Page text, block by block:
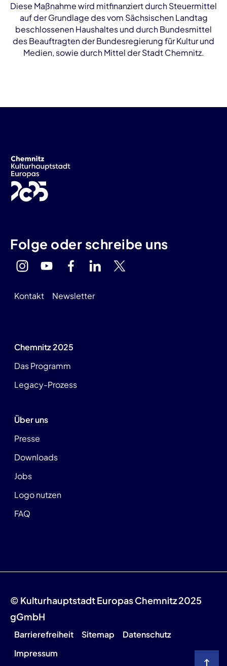
Diese Maßnahme wird mitfinanziert durch Steuermittel
auf der Grundlage des vom Sächsischen Landtag
beschlossenen Haushaltes und durch Bundesmittel
des Beauftragten der Bundesregierung für Kultur und
Medien, sowie durch Mittel der Stadt Chemnitz.
Folge oder schreibe uns
Kontakt Newsletter
Chemnitz 2025
Das Programm
Legacy-Prozess
Über uns
Presse
Downloads
Jobs
Logo nutzen
FAQ
© Kulturhauptstadt Europas Chemnitz 2025
gGmbH
Barrierefreiheit Sitemap
Datenschutz
Impressum